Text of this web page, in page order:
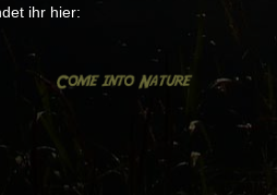
ihr hier: